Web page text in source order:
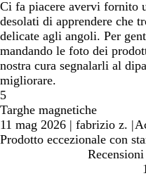
Ci fa piacere avervi fornito
desolati di apprendere che
delicate agli angoli. Per
mandando le foto dei
nostra cura segnalarli al
migliorare.
5
Targhe magnetiche
11 mag 2026 | fabrizio z. |
Prodotto eccezionale con
1